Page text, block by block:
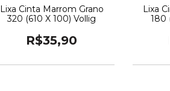
Lixa Cinta Marrom Grano
320 (610 X 100) Vollig
R$35,90
Lixa
180